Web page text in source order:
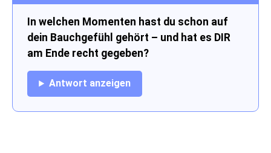
In welchen Momenten hast du schon auf
dein Bauchgefühl gehört – und hat es DIR
am Ende recht gegeben?
Antwort anzeigen